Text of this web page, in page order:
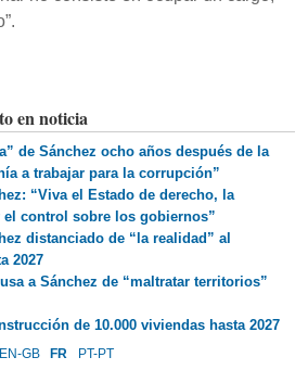
en noticia
de Sánchez ocho años después de la
a trabajar para la corrupción”
“Viva el Estado de derecho, la
el control sobre los gobiernos”
distanciado de “la realidad” al
2027
a Sánchez de “maltratar territorios”
de 10.000 viviendas hasta 2027
EN-GB FR PT-PT